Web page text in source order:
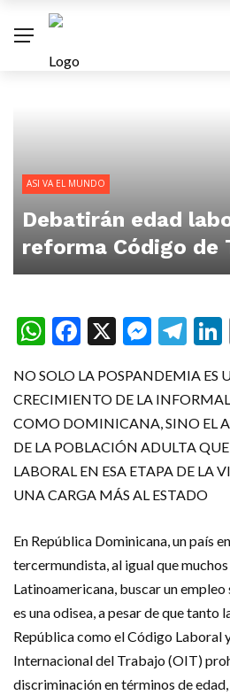
ASI VA EL MUNDO
Debatirán edad
reforma Código de
WhatsApp
Facebook
X
NO SOLO LA POSPANDEMIA ES
CRECIMIENTO DE LA
COMO DOMINICANA, SINO EL
DE LA POBLACIÓN ADULTA
LABORAL EN ESA ETAPA DE LA
UNA CARGA MÁS AL ESTADO
En República Dominicana, un país
tercermundista, al igual que
Latinoamericana, buscar un empleo
es una odisea, a pesar de que tanto
República como el Código Laboral
Internacional del Trabajo (OIT)
discriminación en términos de